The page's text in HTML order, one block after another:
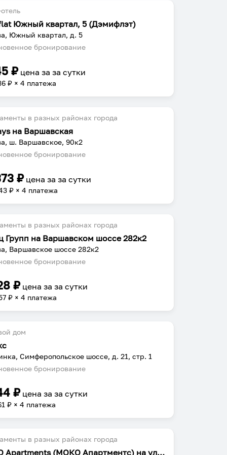
Южный квартал, 5 (Дэмифлэт)
Южный квартал, д. 5
бронирование
₽ цена заза сутки
₽ × 4 платежа
в разных районах города
на Варшавская
ш. Варшавское, 90к2
бронирование
₽ цена заза сутки
₽ × 4 платежа
в разных районах города
Групп на Варшавском шоссе 282к2
Варшавское шоссе 282к2
бронирование
₽ цена заза сутки
₽ × 4 платежа
дом
Симферопольское шоссе, д. 21, стр. 1
бронирование
₽ цена заза сутки
₽ × 4 платежа
в разных районах города
MOKO Apartments (МОКО Апартментс) на улице Барышевская Роща